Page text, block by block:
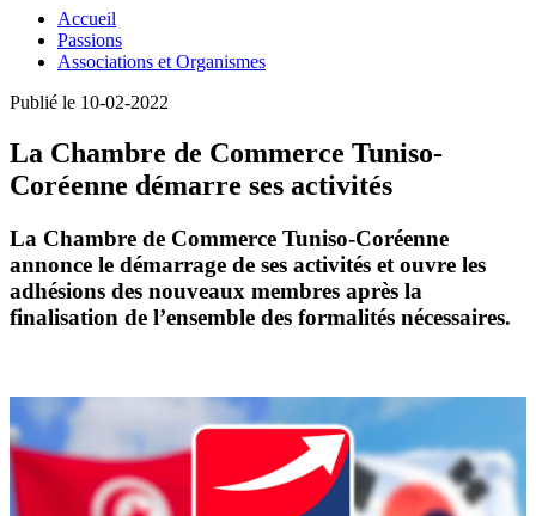
Accueil
Passions
Associations et Organismes
Publié le 10-02-2022
La Chambre de Commerce Tuniso-
Coréenne démarre ses activités
La Chambre de Commerce Tuniso-Coréenne
annonce le démarrage de ses activités et ouvre les
adhésions des nouveaux membres après la
finalisation de l’ensemble des formalités nécessaires.